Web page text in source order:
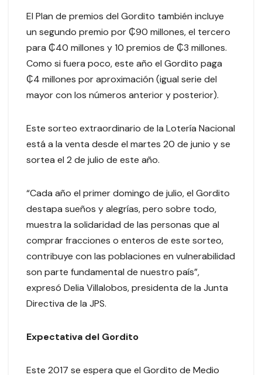
El Plan de premios del Gordito también incluye
un segundo premio por ₵90 millones, el tercero
para ₵40 millones y 10 premios de ₵3 millones.
Como si fuera poco, este año el Gordito paga
₵4 millones por aproximación (igual serie del
mayor con los números anterior y posterior).
Este sorteo extraordinario de la Lotería Nacional
está a la venta desde el martes 20 de junio y se
sortea el 2 de julio de este año.
“Cada año el primer domingo de julio, el Gordito
destapa sueños y alegrías, pero sobre todo,
muestra la solidaridad de las personas que al
comprar fracciones o enteros de este sorteo,
contribuye con las poblaciones en vulnerabilidad
son parte fundamental de nuestro país”,
expresó Delia Villalobos, presidenta de la Junta
Directiva de la JPS.
Expectativa del Gordito
Este 2017 se espera que el Gordito de Medio